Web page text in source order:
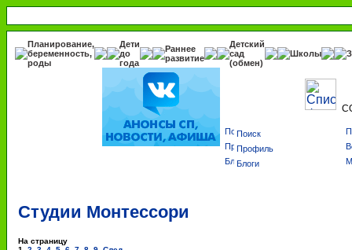
Планирование,
беременность,
роды
Дети
до
года
Раннее
развитие
Детский
сад
(обмен)
Школы
Поиск
Профиль
Блоги
Студии Монтессори
На страницу